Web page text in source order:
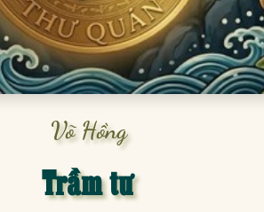
Võ Hồng
Trầm tư